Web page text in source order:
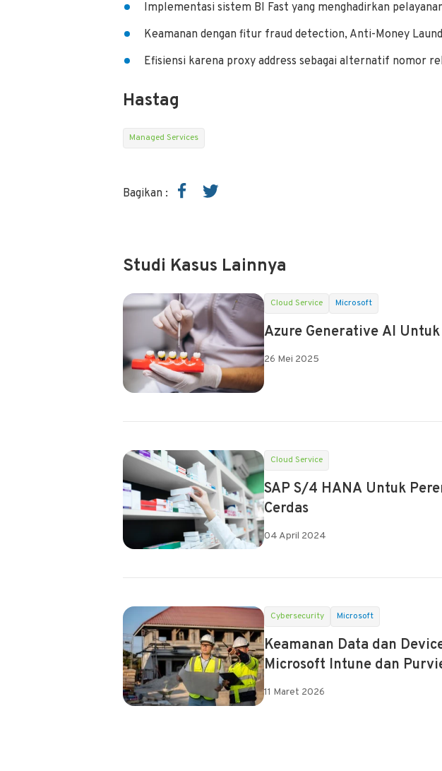
Implementasi sistem BI Fast yang menghadirkan
Keamanan dengan fitur fraud detection, Anti-Money
Efisiensi karena proxy address sebagai alternatif nomor
Hastag
Managed Services
Bagikan :
Studi Kasus Lainnya
Cloud Service Microsoft
Azure Generative AI
26 Mei 2025
Cloud Service
SAP S/4 HANA Untuk
Cerdas
04 April 2024
Cybersecurity Microsoft
Keamanan Data dan
Microsoft Intune dan
11 Maret 2026